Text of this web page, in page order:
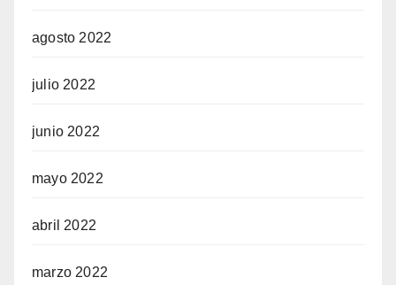
agosto 2022
julio 2022
junio 2022
mayo 2022
abril 2022
marzo 2022